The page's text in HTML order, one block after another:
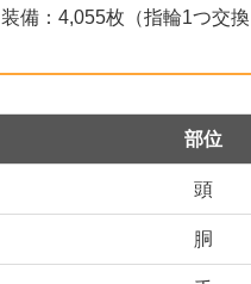
装備：4,055枚（指輪1つ交換
部位
頭
胴